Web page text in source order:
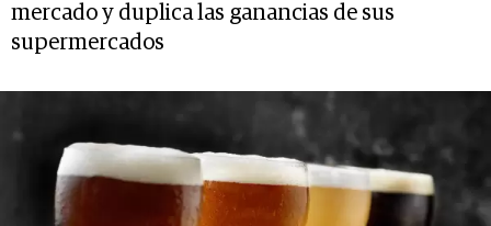
mercado y duplica las ganancias de sus
supermercados